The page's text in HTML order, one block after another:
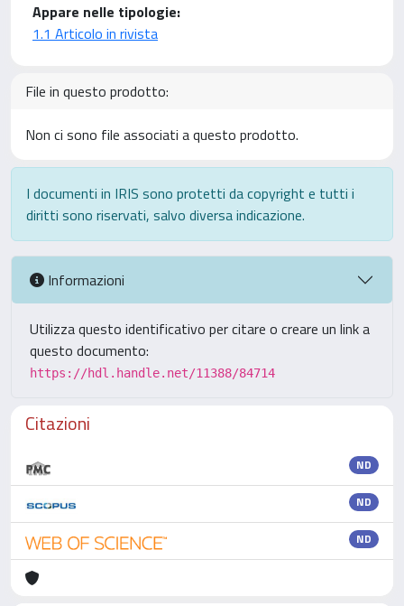
Appare nelle tipologie:
1.1 Articolo in rivista
File in questo prodotto:
Non ci sono file associati a questo prodotto.
I documenti in IRIS sono protetti da copyright e tutti i
diritti sono riservati, salvo diversa indicazione.
Informazioni
Utilizza questo identificativo per citare o creare un link a
questo documento:
https://hdl.handle.net/11388/84714
Citazioni
ND
ND
ND